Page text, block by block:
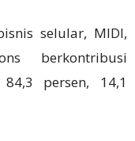
selular, MIDI,
berkontribusi
persen, 14,1